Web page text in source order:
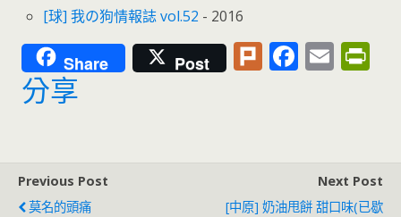
[球] 我の狗情報誌 vol.52 - 2016
Share Post Pl F
o
E
e
n
分享
Previous Post
莫名的頭痛
Next Post
[中原] 奶油甩餅 甜口味(已歇